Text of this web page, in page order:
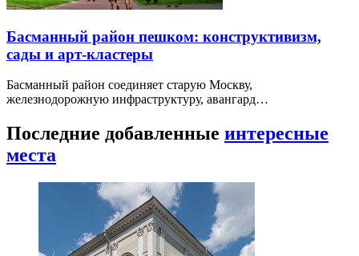
Басманный район пешком: конструктивизм,
сады и арт-кластеры
Басманный район соединяет старую Москву,
железнодорожную инфраструктуру, авангард…
Последние добавленные интересные
места